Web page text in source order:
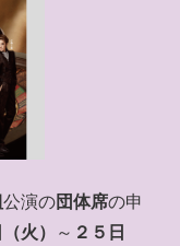
公演の団体席の申
火） ～ ２５日